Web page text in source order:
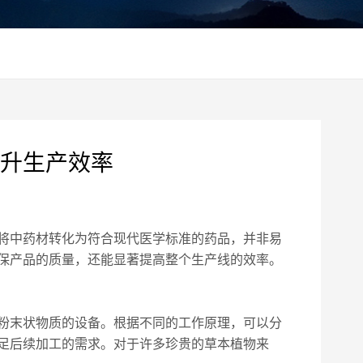
生产效率
药材转化为符合现代医学标准的药品，并非易
品的质量，还能显著提高整个生产线的效率。
状物质的设备。根据不同的工作原理，可以分
后续加工的需求。对于许多珍贵的草本植物来